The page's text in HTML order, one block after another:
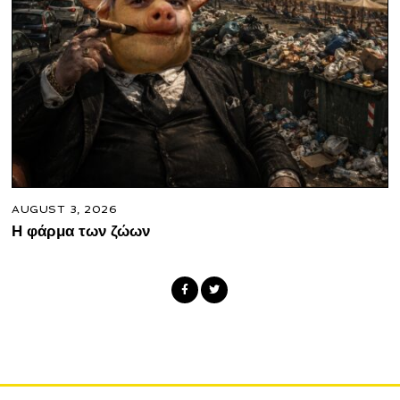
AUGUST 3, 2026
Η φάρμα των ζώων